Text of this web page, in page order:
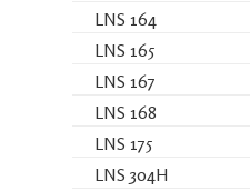
LNS 164
LNS 165
LNS 167
LNS 168
LNS 175
LNS 304H